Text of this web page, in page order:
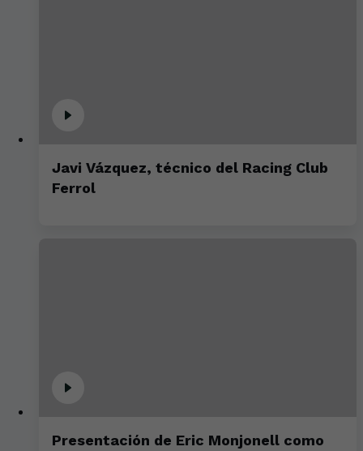
Javi Vázquez, técnico del Racing Club
Ferrol
Presentación de Eric Monjonell como